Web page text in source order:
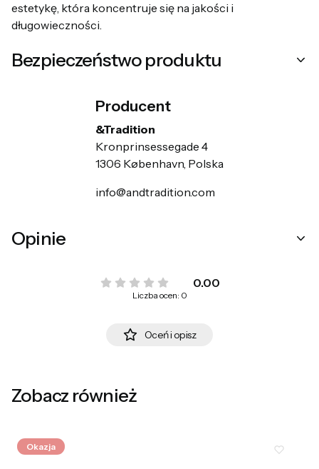
estetykę, która koncentruje się na jakości i
długowieczności.
Bezpieczeństwo produktu
Producent
&Tradition
Kronprinsessegade 4
1306 København, Polska
info@andtradition.com
Opinie
0.00
Liczba ocen: 0
Oceń i opisz
Zobacz również
Okazja